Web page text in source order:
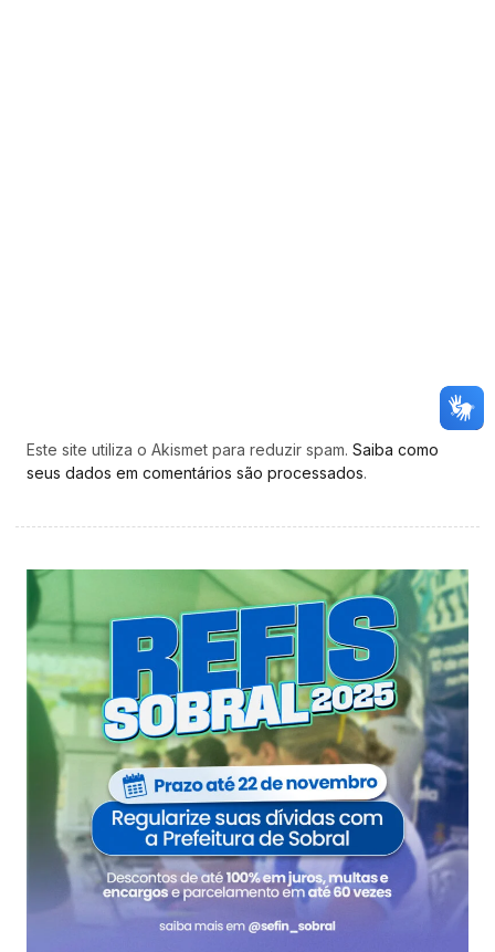
Este site utiliza o Akismet para reduzir spam. Saiba como
seus dados em comentários são processados.